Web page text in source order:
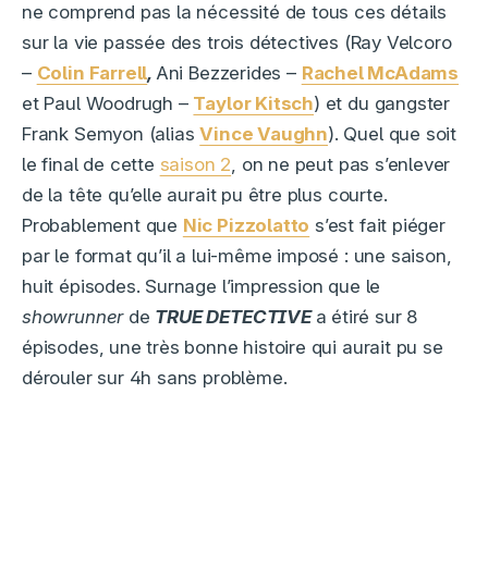
ne comprend pas la nécessité de tous ces détails
sur la vie passée des trois détectives (Ray Velcoro
– Colin Farrell, Ani Bezzerides – Rachel McAdams
et Paul Woodrugh – Taylor Kitsch) et du gangster
Frank Semyon (aliasVince Vaughn). Quel que soit
le final de cette saison 2, on ne peut pas s’enlever
de la tête qu’elle aurait pu être plus courte.
Probablement que Nic Pizzolatto s’est fait piéger
par le format qu’il a lui-même imposé : une saison,
huit épisodes. Surnage l’impression que le
showrunner de TRUE DETECTIVE a étiré sur 8
épisodes, une très bonne histoire qui aurait pu se
dérouler sur 4h sans problème.